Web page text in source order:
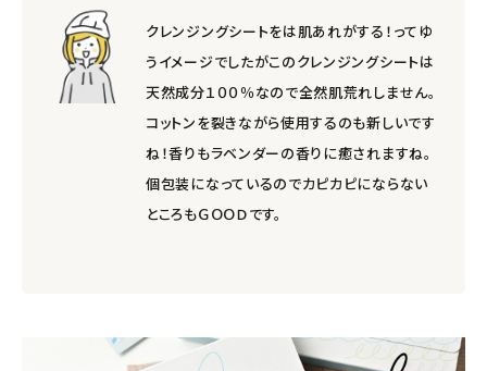
クレンジングシートをは肌あれがする！ってゆ
うイメージでしたがこのクレンジングシートは
天然成分１００％なので全然肌荒れしません。
コットンを裂きながら使用するのも新しいです
ね！香りもラベンダーの香りに癒されますね。
個包装になっているのでカピカピにならない
ところもＧＯＯＤです。